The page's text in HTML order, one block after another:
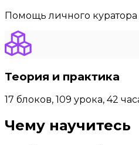
Помощь личного куратора
Теория и практика
17 блоков, 109 урока, 42
Чему научитесь